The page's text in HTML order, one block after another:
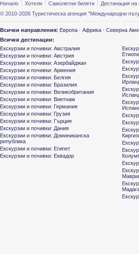
Начало Хотели Самолетни билети Дестинация
© 2010-2026 Туристическа агенция "Международни
Всички направления: Европа · Африка · Северна
Всички дестинации:
Екскурзии и почивки: Австралия
Екскурзии и почивки: Австрия
Екскурзии и почивки: Азербайджан
Екскурзии и почивки: Армения
Екскурзии и почивки: Белгия
Екскурзии и почивки: Бразилия
Екскурзии и почивки: Великобритания
Екскурзии и почивки: Виетнам
Екскурзии и почивки: Германия
Екскурзии и почивки: Грузия
Екскурзии и почивки: Гърция
Екскурзии и почивки: Дания
Екскурзии и почивки: Доминиканска
република
Екскурзии и почивки: Египет
Екскурзии и почивки: Еквадор